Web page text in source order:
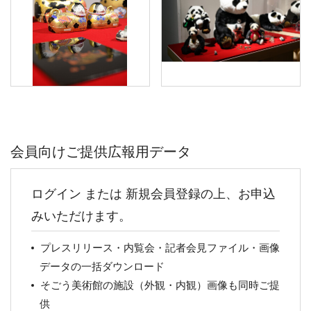
会員向けご提供広報用データ
ログイン または 新規会員登録の上、お申込
みいただけます。
プレスリリース・内覧会・記者会見ファイル・画像
データの一括ダウンロード
そごう美術館の施設（外観・内観）画像も同時ご提
供